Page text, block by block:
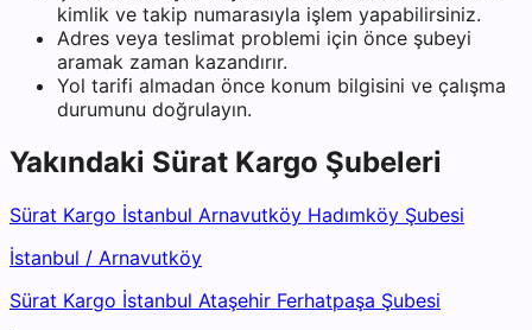
kimlik ve takip numarasıyla işlem yapabilirsiniz.
Adres veya teslimat problemi için önce şubeyi
aramak zaman kazandırır.
Yol tarifi almadan önce konum bilgisini ve çalışma
durumunu doğrulayın.
Yakındaki Sürat Kargo Şubeleri
Sürat Kargo İstanbul Arnavutköy Hadımköy Şubesi
İstanbul / Arnavutköy
Sürat Kargo İstanbul Ataşehir Ferhatpaşa Şubesi